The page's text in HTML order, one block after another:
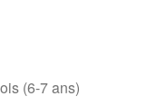
(6-7 ans)